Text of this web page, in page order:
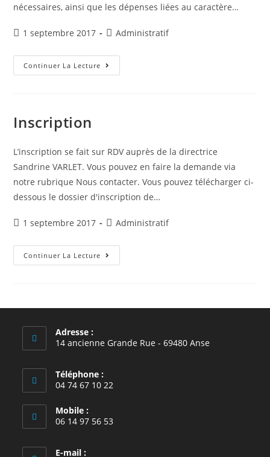
nécessaires, ainsi que les dépenses liées au caractère…
Publication
1 septembre 2017
PostAdministratif
Continuer La Lecture Tarifs
Scolarité
Inscription
L’inscription se fait sur RDV auprès de la directrice
Sandrine VARLET. Vous pouvez en faire la demande via
notre rubrique Nous contacter. Vous pouvez télécharger ci-
dessous le dossier d'inscription de…
Publication
1 septembre 2017
PostAdministratif
Continuer La Lecture Inscription
Adresse :
14 ancienne Grande Rue - 69480 Anse
Téléphone :
04 74 67 10 22
Mobile :
06 14 97 56 53
E-mail :